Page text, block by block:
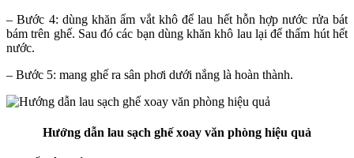
– Bước 4: dùng khăn ẩm vắt khô để lau hết hỗn hợp nước rửa bát
bám trên ghế. Sau đó các bạn dùng khăn khô lau lại để thấm hút hết
nước.
– Bước 5: mang ghế ra sân phơi dưới nắng là hoàn thành.
Hướng dẫn lau sạch ghế xoay văn phòng hiệu quả